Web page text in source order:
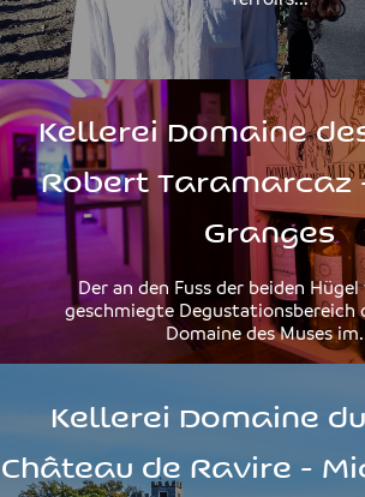
Kellerei Domaine
Robert Taramarcaz
Granges
Der an den Fuss der beiden
geschmiegte Degustationsbereich
Domaine des Muses
Kellerei Domaine
Château de Ravire -